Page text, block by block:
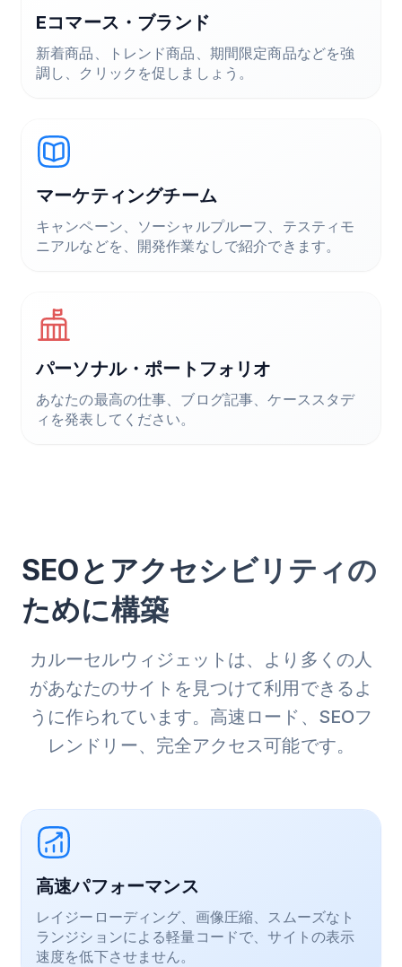
Eコマース・ブランド
新着商品、トレンド商品、期間限定商品などを強
調し、クリックを促しましょう。
マーケティングチーム
キャンペーン、ソーシャルプルーフ、テスティモ
ニアルなどを、開発作業なしで紹介できます。
パーソナル・ポートフォリオ
あなたの最高の仕事、ブログ記事、ケーススタデ
ィを発表してください。
SEOとアクセシビリティの
ために構築
カルーセルウィジェットは、より多くの人
があなたのサイトを見つけて利用できるよ
うに作られています。高速ロード、SEOフ
レンドリー、完全アクセス可能です。
高速パフォーマンス
レイジーローディング、画像圧縮、スムーズなト
ランジションによる軽量コードで、サイトの表示
速度を低下させません。